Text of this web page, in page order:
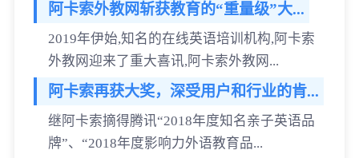
阿卡索外教网斩获教育的“重量级”大...
2019年伊始,知名的在线英语培训机构,阿卡索
外教网迎来了重大喜讯,阿卡索外教网...
阿卡索再获大奖，深受用户和行业的肯...
继阿卡索摘得腾讯“2018年度知名亲子英语品
牌”、“2018年度影响力外语教育品...